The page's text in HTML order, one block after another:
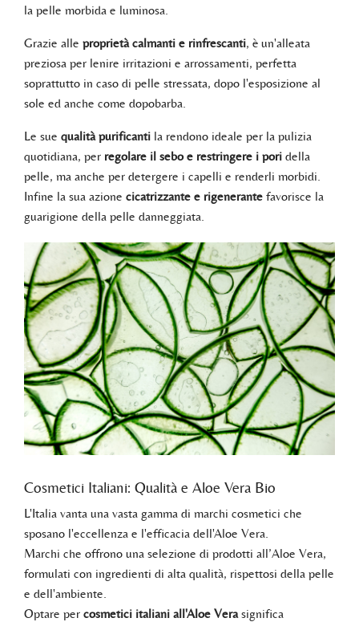
la pelle morbida e luminosa.
Grazie alle proprietà calmanti e rinfrescanti, è un'alleata
preziosa per lenire irritazioni e arrossamenti, perfetta
soprattutto in caso di pelle stressata, dopo l'esposizione al
sole ed anche come dopobarba.
Le sue qualità purificanti la rendono ideale per la pulizia
quotidiana, per regolare il sebo e restringere i pori della
pelle, ma anche per detergere i capelli e renderli morbidi.
Infine la sua azione cicatrizzante e rigenerante favorisce la
guarigione della pelle danneggiata.
Cosmetici Italiani: Qualità e Aloe Vera Bio
L'Italia vanta una vasta gamma di marchi cosmetici che
sposano l'eccellenza e l'efficacia dell'Aloe Vera.
Marchi che offrono una selezione di prodotti all’Aloe Vera,
formulati con ingredienti di alta qualità, rispettosi della pelle
e dell'ambiente.
Optare per cosmetici italiani all'Aloe Verasignifica